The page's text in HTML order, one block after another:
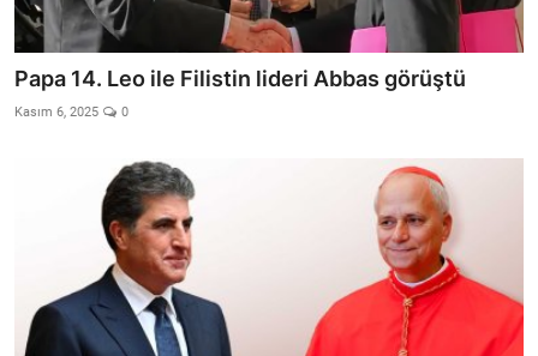
Papa 14. Leo ile Filistin lideri Abbas görüştü
Kasım 6, 2025 0